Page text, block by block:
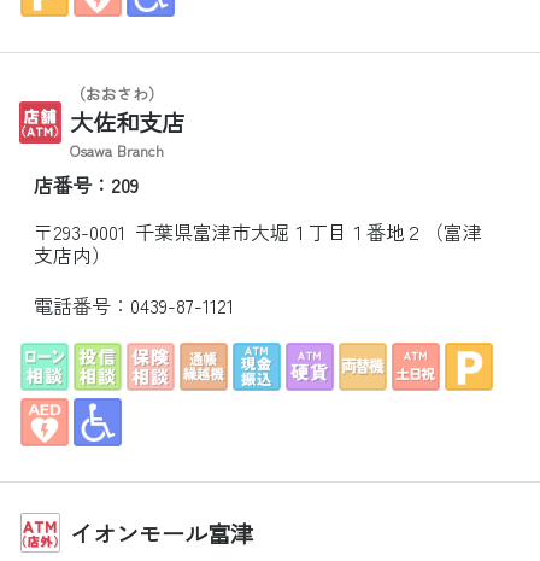
（おおさわ）
大佐和支店
Osawa Branch
店番号：209
〒293-0001 千葉県富津市大堀１丁目１番地２（富津
支店内）
電話番号： 0439-87-1121
イオンモール富津